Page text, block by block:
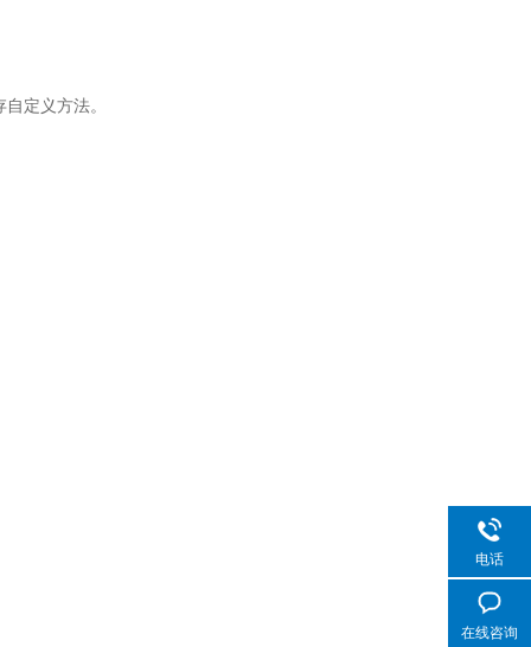
定义方法。
电话
在线咨询